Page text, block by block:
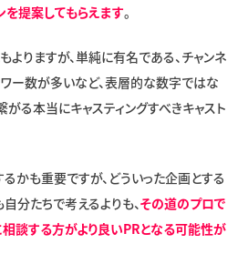
提案してもらえます。
よりますが、単純に有名である、チャンネ
ー数が多いなど、表層的な数字ではな
る本当にキャスティングすべきキャスト
るかも重要ですが、どういった企画とする
分たちで考えるよりも、その道のプロで
談する方がより良いPRとなる可能性が